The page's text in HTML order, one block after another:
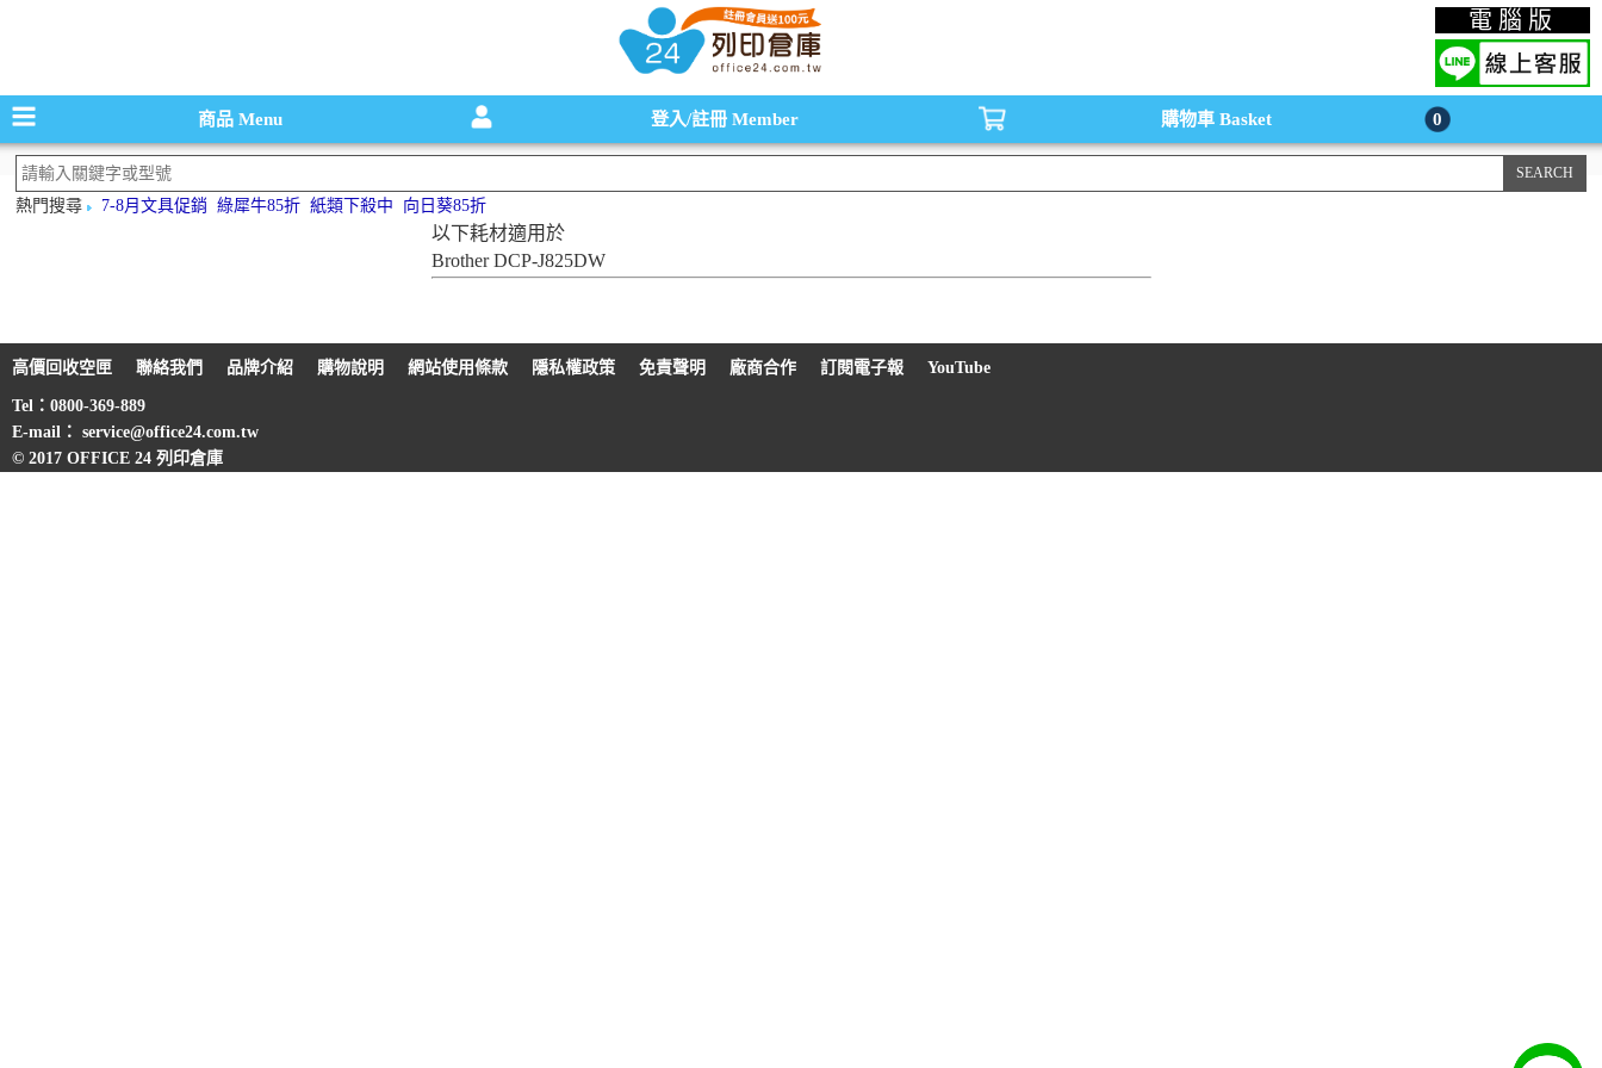
碳粉匣，墨水匣,原廠碳粉匣，副廠碳粉匣，環保碳粉匣,連續供墨印表機-office24列印倉庫線上購物手機版 電腦版
商品Menu 登入/註冊 Member 購物車 Basket 0
熱門搜尋 7-8月文具促銷 綠犀牛85折 紙類下殺中 向日葵85折
以下耗材適用於
Brother DCP-J825DW
高價回收空匣 聯絡我們 品牌介紹 購物說明 網站使用條款 隱私權政策 免責聲明 廠商合作 訂閱電子報 YouTube
Tel：0800-369-889
E-mail： service@office24.com.tw
© 2017 OFFICE 24 列印倉庫